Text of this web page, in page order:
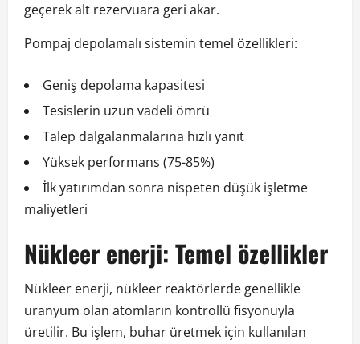
geçerek alt rezervuara geri akar.
Pompaj depolamalı sistemin temel özellikleri:
Geniş depolama kapasitesi
Tesislerin uzun vadeli ömrü
Talep dalgalanmalarına hızlı yanıt
Yüksek performans (75-85%)
İlk yatırımdan sonra nispeten düşük işletme
maliyetleri
Nükleer enerji: Temel özellikler
Nükleer enerji, nükleer reaktörlerde genellikle
uranyum olan atomların kontrollü fisyonuyla
üretilir. Bu işlem, buhar üretmek için kullanılan